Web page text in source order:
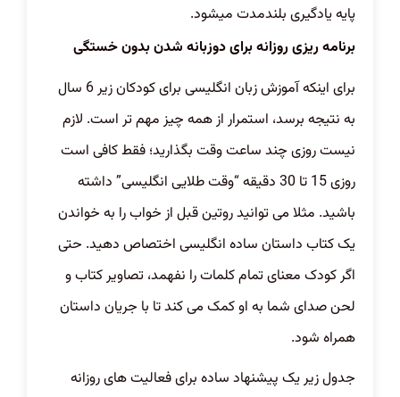
پایه یادگیری بلندمدت میشود.
برنامه ریزی روزانه برای دوزبانه شدن بدون خستگی
برای اینکه آموزش زبان انگلیسی برای کودکان زیر 6 سال
به نتیجه برسد، استمرار از همه چیز مهم تر است. لازم
نیست روزی چند ساعت وقت بگذارید؛ فقط کافی است
روزی 15 تا 30 دقیقه “وقت طلایی انگلیسی” داشته
باشید. مثلا می توانید روتین قبل از خواب را به خواندن
یک کتاب داستان ساده انگلیسی اختصاص دهید. حتی
اگر کودک معنای تمام کلمات را نفهمد، تصاویر کتاب و
لحن صدای شما به او کمک می کند تا با جریان داستان
همراه شود.
جدول زیر یک پیشنهاد ساده برای فعالیت های روزانه